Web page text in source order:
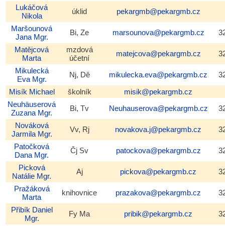
Lukáčová
Nikola
úklid
pekargmb@pekargmb.cz
Maršounová
Jana Mgr.
Bi, Ze marsounova@pekargmb.cz
Matějcová
Marta
mzdová
účetní
matejcova@pekargmb.cz
Mikulecká
Eva Mgr.
Nj, Dě mikulecka.eva@pekargmb.cz
Misík Michael školník
misik@pekargmb.cz
Neuhäuserová
Zuzana Mgr.
Bi, Tv Neuhauserova@pekargmb.cz
Nováková
Jarmila Mgr.
Vv, Rj novakova.j@pekargmb.cz
Patočková
Dana Mgr.
Čj Sv patockova@pekargmb.cz
Picková
Natálie Mgr.
Aj pickova@pekargmb.cz
Pražáková
Marta
knihovnice prazakova@pekargmb.cz
Přibík Daniel
Mgr.
Fy Ma pribik@pekargmb.cz